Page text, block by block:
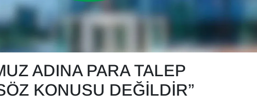
ADINA PARA TALEP
KONUSU DEĞİLDİR”